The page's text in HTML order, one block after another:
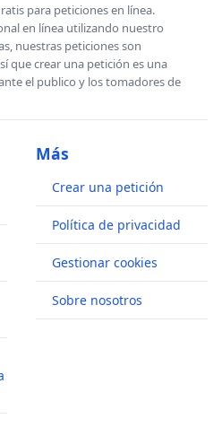
para peticiones en línea.
en línea utilizando nuestro
nuestras peticiones son
que crear una petición es una
el publico y los tomadores de
Más
Crear una petición
Política de privacidad
Gestionar cookies
Sobre nosotros